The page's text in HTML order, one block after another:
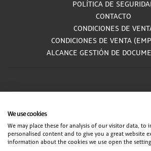
POLÍTICA DE
CONTACTO
CONDICIONES DE
CONDICIONES DE VENTA
ALCANCE GESTIÓN DE
Teléfono gratuito atendido por asesores
We use cookies
We may place these for analysis of our visitor data, to
personalised content and to give you a great website
information about the cookies we use open the